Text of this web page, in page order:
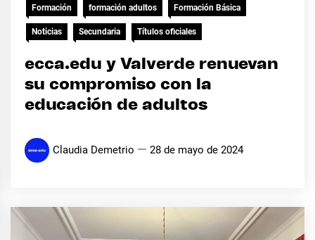
Formación formación adultos Formación Básica
Noticias Secundaria Títulos oficiales
ecca.edu y Valverde renuevan
su compromiso con la
educación de adultos
Claudia Demetrio 28 de mayo de 2024